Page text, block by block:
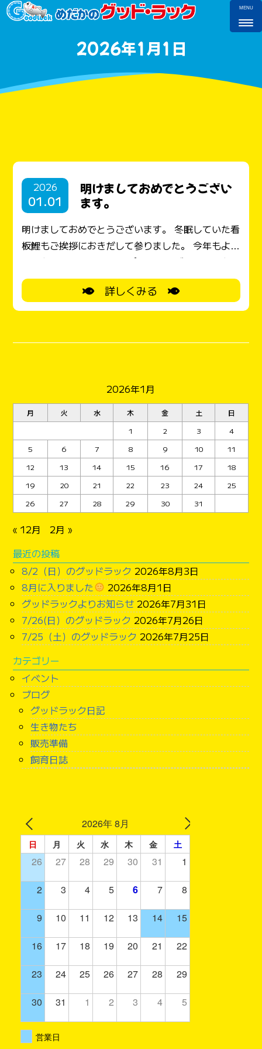
2026年1月1日
2026
01.01
明けましておめでとうござい
ます。
明けましておめでとうございます。 冬眠していた看
板鯉もご挨拶におきだして参りました。 今年もよろ
しくお願いします。 オープンまでしばらくの間お待
ちいただきます。暖かい春が待ちどおしいですね。
にわとりたちも元気に元旦の朝をお知らせ
してくれました。 ヤギのクーちゃんも元気です！今
お会いできるのを楽しみにしております。
詳しくみる
2026年1月
月 火 水 木 金 土
日
1
2 3
4
5
6 7 8 9 10
11
12
13 14 15 16 17
18
19
20 21 22 23 24
25
26
27 28 29 30 31
« 12月
2月 »
最近の投稿
8/2（日）のグッドラック 2026年8月3日
8月に入りました
2026年8月1日
グッドラックよりお知らせ 2026年7月31日
7/26(日）のグッドラック 2026年7月26日
7/25（土）のグッドラック 2026年7月25日
カテゴリー
イベント
ブログ
グッドラック日記
生き物たち
販売準備
飼育日誌
2026年 8月
日 月 火 水 木 金 土
26 27 28 29 30 31 1
2 3 4 5 6 7 8
9 10 11 12 13 14 15
16 17 18 19 20 21 22
23 24 25 26 27 28 29
30 31 1 2 3 4 5
営業日
MENU